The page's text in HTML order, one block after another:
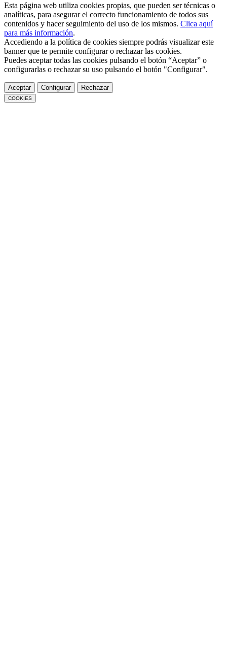
Esta página web utiliza cookies propias, que pueden ser técnicas o
analíticas, para asegurar el correcto funcionamiento de todos sus
contenidos y hacer seguimiento del uso de los mismos. Clica aquí
para más información.
Accediendo a la política de cookies siempre podrás visualizar este
banner que te permite configurar o rechazar las cookies.
Puedes aceptar todas las cookies pulsando el botón “Aceptar” o
configurarlas o rechazar su uso pulsando el botón "Configurar".
Aceptar Configurar Rechazar
COOKIES